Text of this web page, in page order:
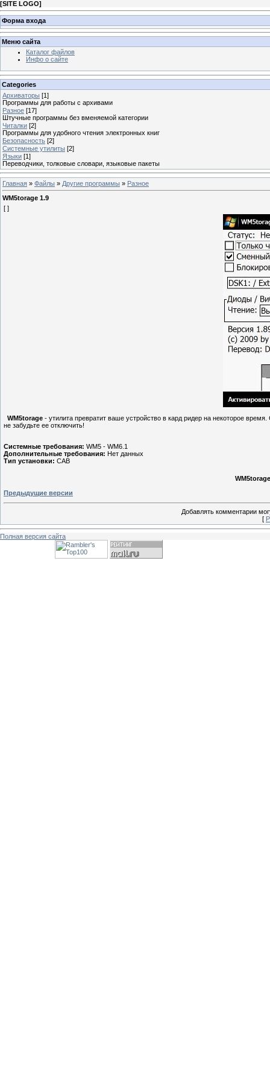
[SITE LOGO]
Форма входа
Меню сайта
Каталог файлов
Инфо о сайте
Categories
Архиваторы [1]
Программы для работы с архивами
Разное [17]
Штучные программы без вменяемой категории
Читалки [2]
Программы для удобного чтения электронных книг
Безопасность [2]
Системные утилиты [2]
Языки [1]
Переводчики, толковые словари, языковые пакеты
Главная » Файлы » Другие программы » Разное
WM5torage 1.9
[ ]
WM5torage - утилита превратит ваше устройство в кард ридер на некоторое
не забудьте ее отключить!
Системные требования: WM5 - WM6.1
Дополнительные требования: Нет данных
Тип установки: CAB
Предыдущие версии
Добавлять комментарии
[
Полная версия сайта